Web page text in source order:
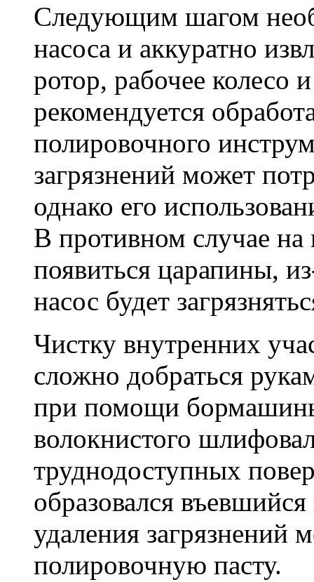
Следующим шагом
насоса и аккуратно
ротор, рабочее колесо
рекомендуется
полировочного
загрязнений может
однако его
В противном случае на
появиться царапины,
насос будет
Чистку внутренних
сложно добраться
при помощи бормашины
волокнистого
труднодоступных
образовался
удаления загрязнений
полировочную пасту.